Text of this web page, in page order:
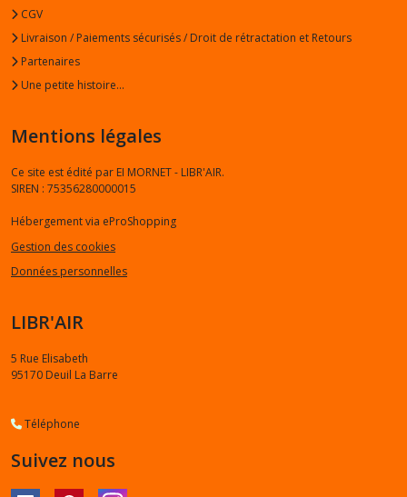
CGV
Livraison / Paiements sécurisés / Droit de rétractation et Retours
Partenaires
Une petite histoire...
Mentions légales
Ce site est édité par EI MORNET - LIBR'AIR.
SIREN : 75356280000015
Hébergement via eProShopping
Gestion des cookies
Données personnelles
LIBR'AIR
5 Rue Elisabeth
95170 Deuil La Barre
Téléphone
Suivez nous